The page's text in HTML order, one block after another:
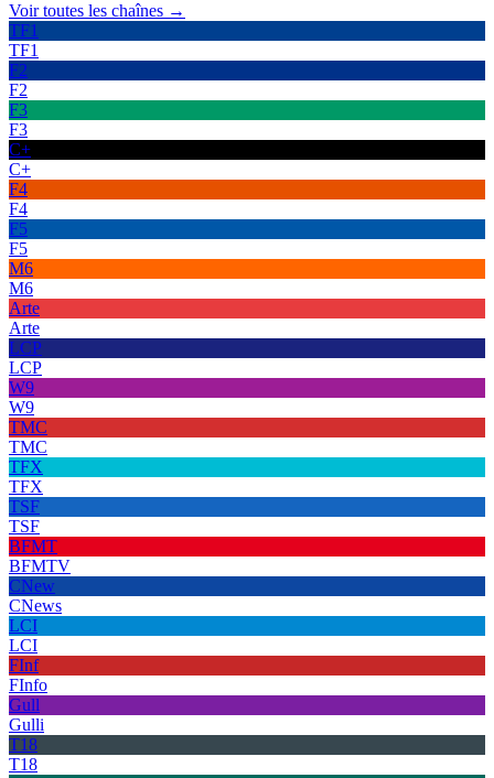
Voir toutes les chaînes →
TF1
TF1
F2
F2
F3
F3
C+
C+
F4
F4
F5
F5
M6
M6
Arte
Arte
LCP
LCP
W9
W9
TMC
TMC
TFX
TFX
TSF
TSF
BFMT
BFMTV
CNew
CNews
LCI
LCI
FInf
FInfo
Gull
Gulli
T18
T18